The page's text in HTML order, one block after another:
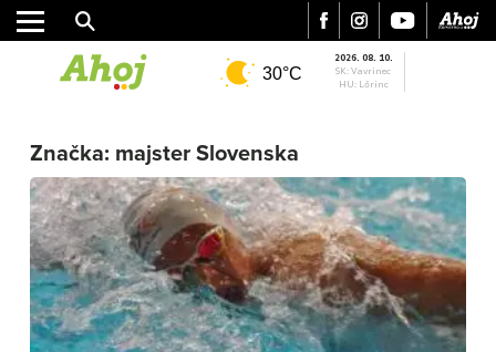
REGIÓN
ŠPORT
KULTÚRA
FOTKY
VIDEO
MIX
30°C
2026. 08. 10.
SK: Vavrinec
HU: Lőrinc
Značka: majster Slovenska